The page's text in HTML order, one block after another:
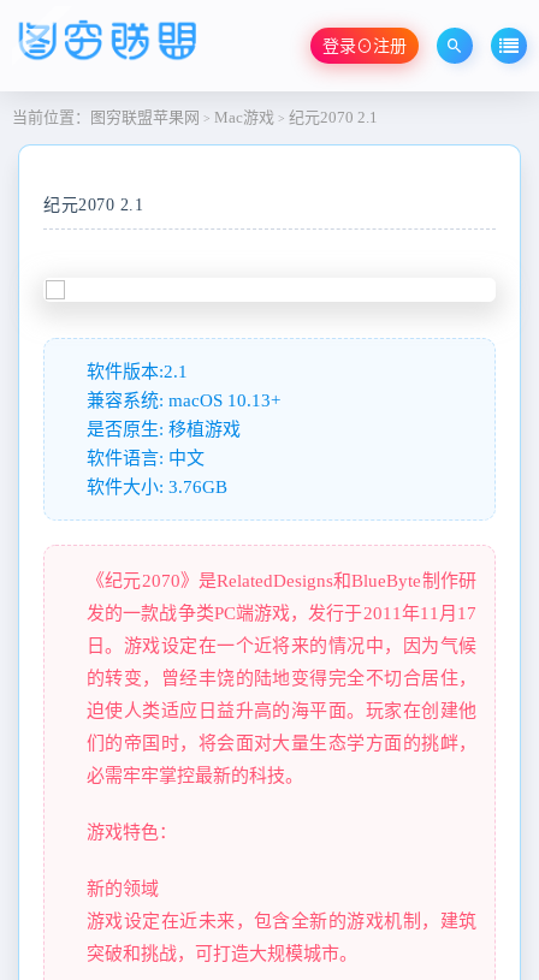
登录⊙注册
当前位置： 图穷联盟苹果网 > Mac游戏 > 纪元2070 2.1
纪元2070 2.1
软件版本:2.1
兼容系统: macOS 10.13+
是否原生: 移植游戏
软件语言: 中文
软件大小: 3.76GB
《纪元2070》是RelatedDesigns和BlueByte制作研
发的一款战争类PC端游戏，发行于2011年11月17
日。游戏设定在一个近将来的情况中，因为气候
的转变，曾经丰饶的陆地变得完全不切合居住，
迫使人类适应日益升高的海平面。玩家在创建他
们的帝国时，将会面对大量生态学方面的挑衅，
必需牢牢掌控最新的科技。
游戏特色：
新的领域
游戏设定在近未来，包含全新的游戏机制，建筑
突破和挑战，可打造大规模城市。